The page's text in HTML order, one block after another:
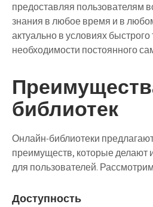
предоставляя пользователям
знания в любое время и в
актуально в условиях
необходимости постоянного
библиотек
Онлайн-библиотеки
преимуществ, которые делают
для пользователей.
Доступность